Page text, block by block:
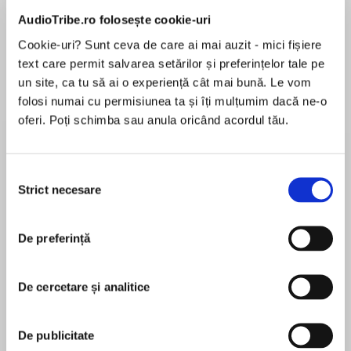
AudioTribe.ro folosește cookie-uri
Cookie-uri? Sunt ceva de care ai mai auzit - mici fișiere
text care permit salvarea setărilor și preferințelor tale pe
un site, ca tu să ai o experiență cât mai bună. Le vom
folosi numai cu permisiunea ta și îți mulțumim dacă ne-o
oferi. Poți schimba sau anula oricând acordul tău.
consimțământului
Strict necesare
De preferință
De cercetare și analitice
De publicitate
Desprecarte
FromUSA Todaybestselling author Roxy Sloane
comes the second installment in the blazing hot
been hunting for…
I came to Oxford to uncover dark secrets, but
instead, I found desire.
MAI MULT
pentru această carte
Roxy Sloanewas born and raised in England, and
Oxford, where she absolutely did not attend any